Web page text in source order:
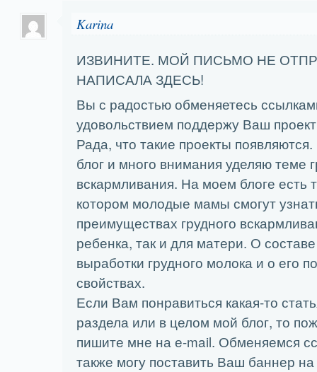
Karina
ИЗВИНИТЕ. МОЙ ПИСЬМО НЕ
НАПИСАЛА ЗДЕСЬ!
Вы с радостью обменяетесь
удовольствием поддержу Ваш
Рада, что такие проекты
блог и много внимания уделяю теме
вскармливания. На моем блоге есть
котором молодые мамы смогут
преимуществах грудного
ребенка, так и для матери. О
выработки грудного молока и о его
свойствах.
Если Вам понравиться какая-то
раздела или в целом мой блог, то
пишите мне на е-mail. Обменяемся
также могу поставить Ваш баннер на